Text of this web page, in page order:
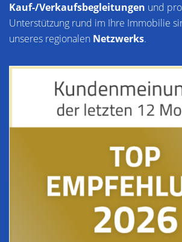
Kauf-/Verkaufsbegleitungen und
Unterstützung rund im Ihre Immobilie
unseres regionalen Netzwerks.